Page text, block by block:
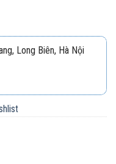
Long Biên, Hà Nội